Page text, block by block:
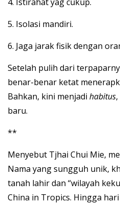
5. Isolasi mandiri.
6. Jaga jarak fisik dengan
Setelah pulih dari
benar-benar ketat
Bahkan, kini menjadi habitus
baru.
**
Menyebut Tjhai Chui Mie,
Nama yang sungguh unik,
tanah lahir dan “wilayah
China in Tropics. Hingga